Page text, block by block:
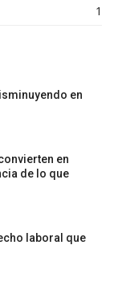
1
en
en
de lo que
laboral que